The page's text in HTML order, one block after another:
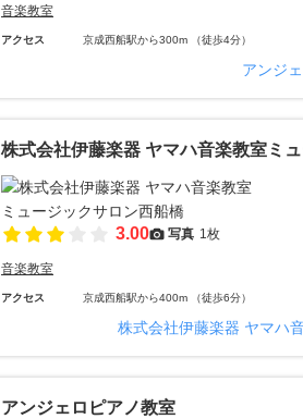
音楽教室
アクセス 京成西船駅から300m （徒歩4分）
アンジ
株式会社伊藤楽器 ヤマハ音楽教室ミ
3.00 写真 1枚
音楽教室
アクセス 京成西船駅から400m （徒歩6分）
株式会社伊藤楽器 ヤマハ
アンジェロピアノ教室